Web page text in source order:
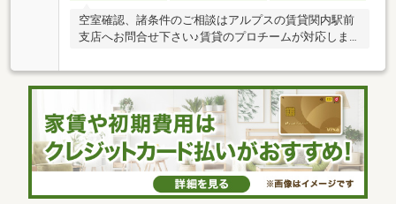
空室確認、諸条件のご相談はアルプスの賃貸関内駅前
支店へお問合せ下さい♪賃貸のプロチームが対応しま